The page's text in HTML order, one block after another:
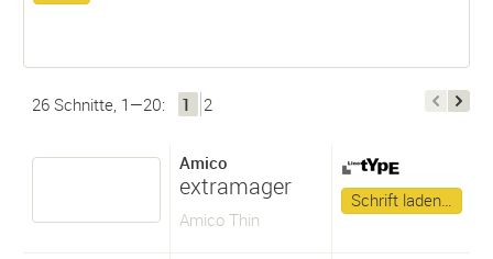
26 Schnitte, 1—20: 1 2
Amico
extramager
Amico Thin
Schrift laden…